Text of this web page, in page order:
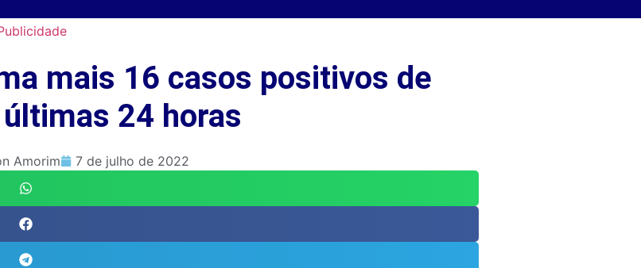
mais 16 casos positivos de
24 horas
Amorim 7 de julho de 2022